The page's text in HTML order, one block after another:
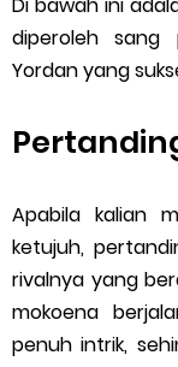
diperoleh sang
Yordan yang
Apabila kalian
ketujuh,
rivalnya yang
mokoena
penuh intrik,